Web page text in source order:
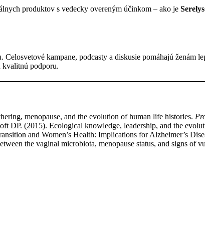
produktov s vedecky overeným účinkom – ako je
kampane, podcasty a diskusie pomáhajú
kvalitnú podporu.
menopause, and the evolution of human life histories.
(2015). Ecological knowledge, leadership, and the
and Women’s Health: Implications for Alzheimer’s
the vaginal microbiota, menopause status, and signs of